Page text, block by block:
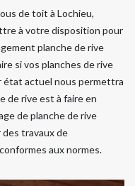
de toit à Lochieu,
à votre disposition pour
planche de rive
si vos planches de rive
état actuel nous permettra
de rive est à faire en
de planche de rive
travaux de
aux normes.